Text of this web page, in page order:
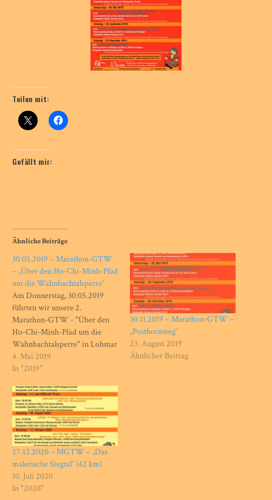
Teilen mit:
Gefällt mir:
Ähnliche Beiträge
30.05.2019 – Marathon-GTW
– „Über den Ho-Chi-Minh-Pfad
um die Wahnbachtalsperre“
Am Donnerstag, 30.05.2019
führten wir unsere 2.
Marathon-GTW - "Über den
Ho-Chi-Minh-Pfad um die
Wahnbachtalsperre" in Lohmar
durch. Bilder: Thomas Schüßler
4. Mai 2019
In "2019"
30.11.2019 – Marathon-GTW –
„Posthornweg“
23. August 2019
Ähnlicher Beitrag
27.12.2020 – MGTW – „Das
malerische Siegtal“ (42 km)
10. Juli 2020
In "2020"